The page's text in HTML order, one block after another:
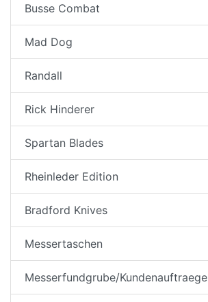
Busse Combat
Mad Dog
Randall
Rick Hinderer
Spartan Blades
Rheinleder Edition
Bradford Knives
Messertaschen
Messerfundgrube/Kundenauftraege